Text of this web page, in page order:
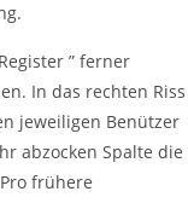
” ferner
In das rechten Riss
jeweiligen Benützer
abzocken Spalte die
frühere